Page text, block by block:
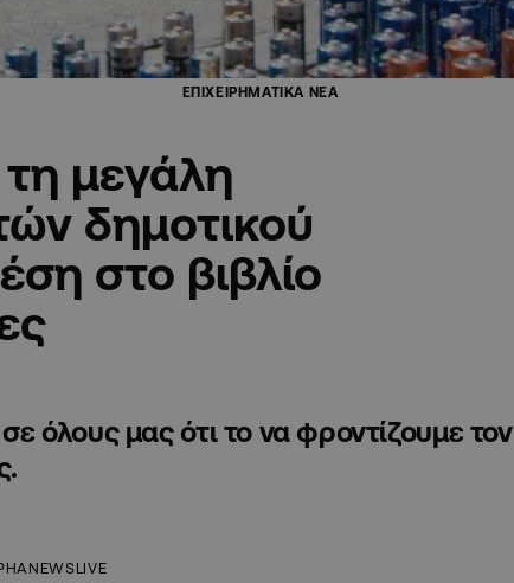
ΕΠΙΧΕΙΡΗΜΑΤΙΚΑ ΝΕΑ
μεγάλη
δημοτικού
στο βιβλίο
όλους μας ότι το να φροντίζουμε τον